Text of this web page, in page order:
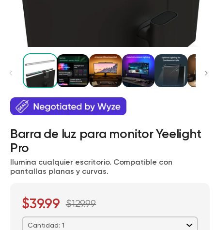
Barra de luz para monitor Yeelight
Pro
Ilumina cualquier escritorio. Compatible con
pantallas planas y curvas.
$39.99 $129.99
Cantidad: 1
Wyze Cam v4 + Tarjeta MicroSD de
More
Add to cart